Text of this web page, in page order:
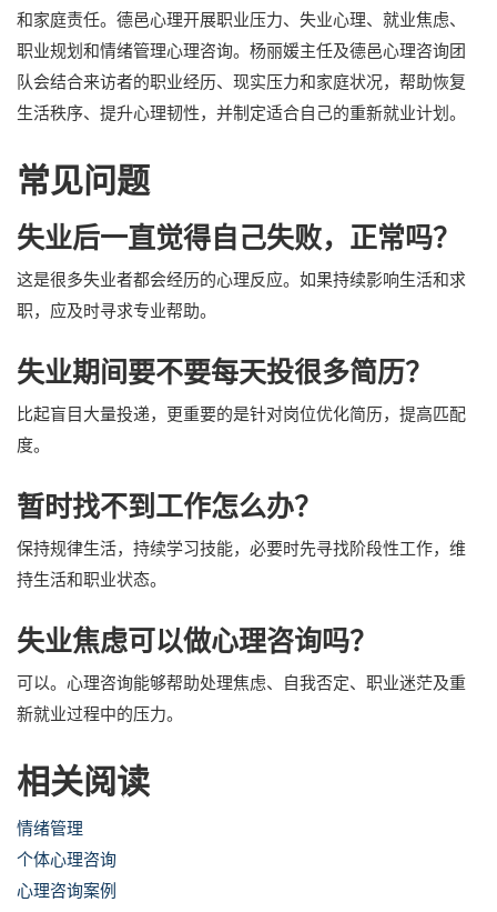
和家庭责任。德邑心理开展职业压力、失业心理、就业焦虑、
职业规划和情绪管理心理咨询。杨丽媛主任及德邑心理咨询团
队会结合来访者的职业经历、现实压力和家庭状况，帮助恢复
生活秩序、提升心理韧性，并制定适合自己的重新就业计划。
常见问题
失业后一直觉得自己失败，正常吗？
这是很多失业者都会经历的心理反应。如果持续影响生活和求
职，应及时寻求专业帮助。
失业期间要不要每天投很多简历？
比起盲目大量投递，更重要的是针对岗位优化简历，提高匹配
度。
暂时找不到工作怎么办？
保持规律生活，持续学习技能，必要时先寻找阶段性工作，维
持生活和职业状态。
失业焦虑可以做心理咨询吗？
可以。心理咨询能够帮助处理焦虑、自我否定、职业迷茫及重
新就业过程中的压力。
相关阅读
情绪管理
个体心理咨询
心理咨询案例